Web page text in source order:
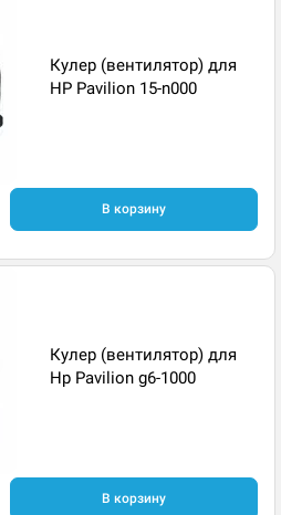
Кулер (вентилятор) для
HP Pavilion 15-n000
В корзину
Кулер (вентилятор) для
Hp Pavilion g6-1000
В корзину